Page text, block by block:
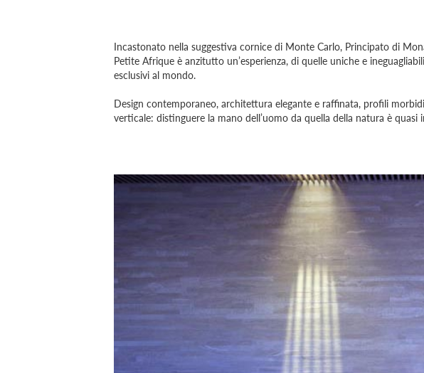
Incastonato nella suggestiva cornice di Monte Carlo, Principato di
Petite Afrique è anzitutto un’esperienza, di quelle uniche e
esclusivi al mondo.
Design contemporaneo, architettura elegante e raffinata, profili
verticale: distinguere la mano dell’uomo da quella della natura è quasi